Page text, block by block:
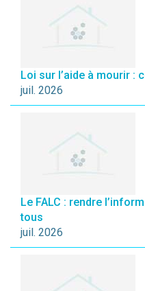
Loi sur l’aide à mourir :
juil. 2026
Le FALC : rendre
tous
juil. 2026